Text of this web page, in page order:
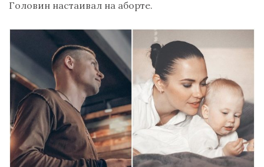
Головин настаивал на аборте.